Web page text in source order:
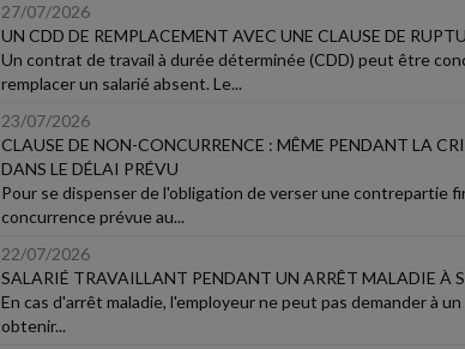
27/07/2026
UN CDD DE REMPLACEMENT AVEC UNE CLAUSE DE
Un contrat de travail à durée déterminée (CDD) peut être
remplacer un salarié absent. Le...
23/07/2026
CLAUSE DE NON-CONCURRENCE : MÊME PENDANT LA
DANS LE DÉLAI PRÉVU
Pour se dispenser de l'obligation de verser une contrepartie
concurrence prévue au...
22/07/2026
SALARIÉ TRAVAILLANT PENDANT UN ARRÊT MALADIE
En cas d'arrêt maladie, l'employeur ne peut pas demander à
obtenir...